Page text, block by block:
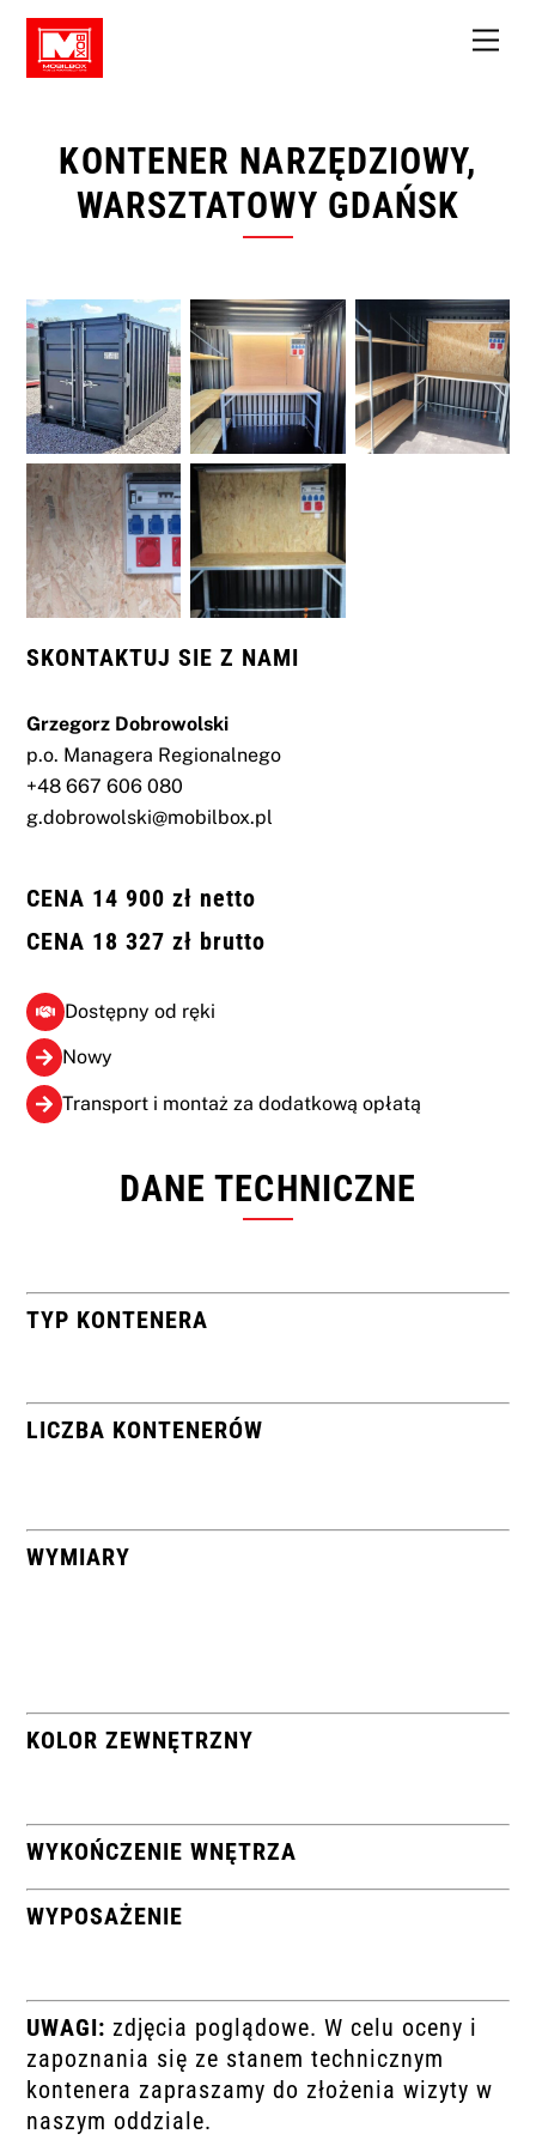
Skip
content
KONTENER NARZĘDZIOWY,
WARSZTATOWY GDAŃSK
SKONTAKTUJ SIE Z NAMI
Grzegorz Dobrowolski
p.o. Managera Regionalnego
+48 667 606 080
g.dobrowolski@mobilbox.pl
CENA 14 900 zł netto
CENA 18 327 zł brutto
Dostępny od ręki
Nowy
Transport i montaż za dodatkową opłatą
DANE TECHNICZNE
TYP KONTENERA
LICZBA KONTENERÓW
WYMIARY
KOLOR ZEWNĘTRZNY
WYKOŃCZENIE WNĘTRZA
WYPOSAŻENIE
UWAGI: zdjęcia poglądowe. W celu oceny i
zapoznania się ze stanem technicznym
kontenera zapraszamy do złożenia wizyty w
naszym oddziale.